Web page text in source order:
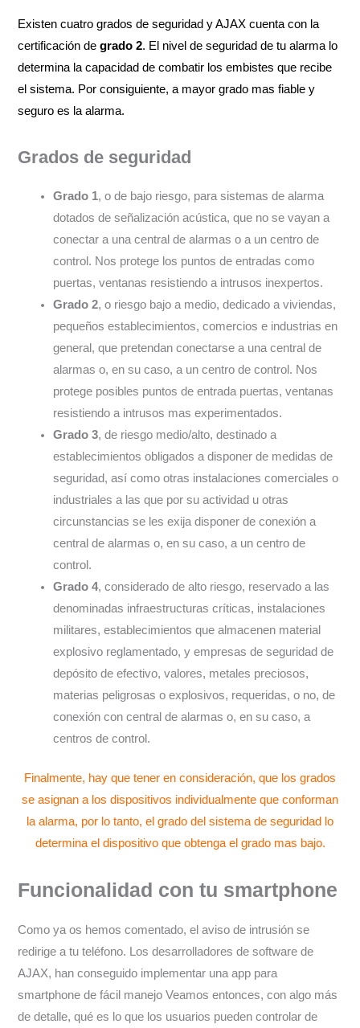
Existen cuatro grados de seguridad y AJAX cuenta con la
certificación de grado 2. El nivel de seguridad de tu alarma lo
determina la capacidad de combatir los embistes que recibe
el sistema. Por consiguiente, a mayor grado mas fiable y
seguro es la alarma.
Grados de seguridad
Grado 1, o de bajo riesgo, para sistemas de alarma
dotados de señalización acústica, que no se vayan a
conectar a una central de alarmas o a un centro de
control. Nos protege los puntos de entradas como
puertas, ventanas resistiendo a intrusos inexpertos.
Grado 2, o riesgo bajo a medio, dedicado a viviendas,
pequeños establecimientos, comercios e industrias en
general, que pretendan conectarse a una central de
alarmas o, en su caso, a un centro de control. Nos
protege posibles puntos de entrada puertas, ventanas
resistiendo a intrusos mas experimentados.
Grado 3, de riesgo medio/alto, destinado a
establecimientos obligados a disponer de medidas de
seguridad, así como otras instalaciones comerciales o
industriales a las que por su actividad u otras
circunstancias se les exija disponer de conexión a
central de alarmas o, en su caso, a un centro de
control.
Grado 4, considerado de alto riesgo, reservado a las
denominadas infraestructuras críticas, instalaciones
militares, establecimientos que almacenen material
explosivo reglamentado, y empresas de seguridad de
depósito de efectivo, valores, metales preciosos,
materias peligrosas o explosivos, requeridas, o no, de
conexión con central de alarmas o, en su caso, a
centros de control.
Finalmente, hay que tener en consideración, que los grados
se asignan a los dispositivos individualmente que conforman
la alarma, por lo tanto, el grado del sistema de seguridad lo
determina el dispositivo que obtenga el grado mas bajo.
Funcionalidad con tu smartphone
Como ya os hemos comentado, el aviso de intrusión se
redirige a tu teléfono. Los desarrolladores de software de
AJAX, han conseguido implementar una app para
smartphone de fácil manejo Veamos entonces, con algo más
de detalle, qué es lo que los usuarios pueden controlar de